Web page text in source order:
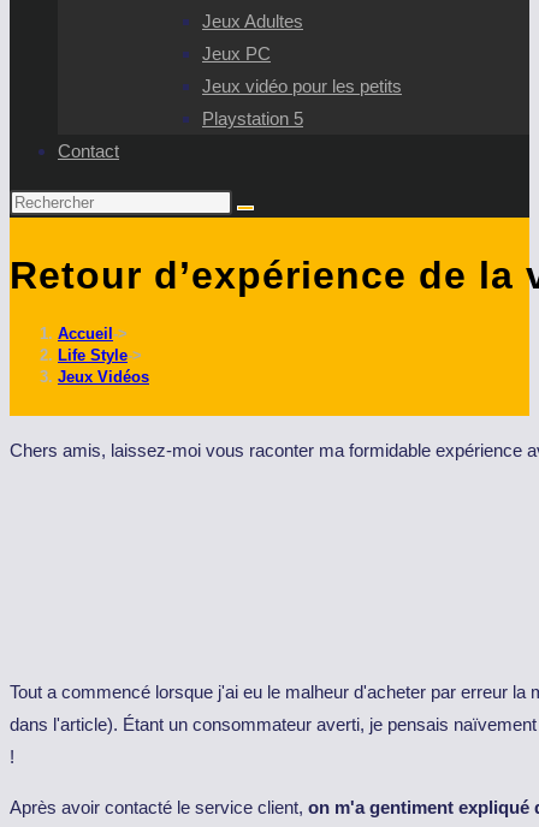
Jeux Adultes
Jeux PC
Jeux vidéo pour les petits
Playstation 5
Contact
Rechercher
ce
Retour d’expérience de
Accueil ->
Life Style->
Jeux Vidéos
Chers amis, laissez-moi vous raconter ma formidable expérience
Tout a commencé lorsque j'ai eu le malheur d'acheter par erreur
dans l'article). Étant un consommateur averti, je pensais
!
Après avoir contacté le service client, on m'a gentiment expliqué